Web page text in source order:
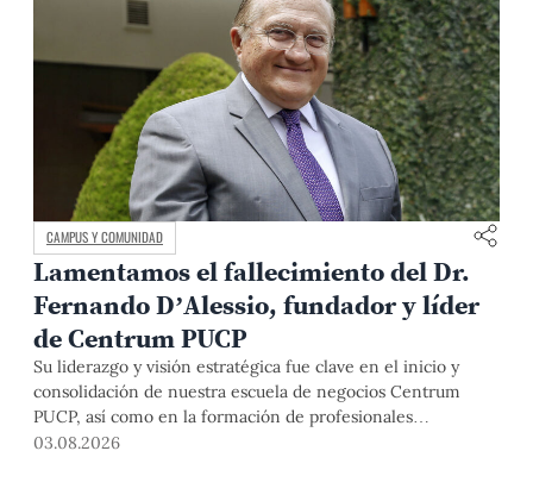
CAMPUS Y COMUNIDAD
Lamentamos el fallecimiento del Dr.
Fernando D’Alessio, fundador y líder
de Centrum PUCP
Su liderazgo y visión estratégica fue clave en el inicio y
consolidación de nuestra escuela de negocios Centrum
PUCP, así como en la formación de profesionales
empresariales comprometidos con el país. Por todo ello,
03.08.2026